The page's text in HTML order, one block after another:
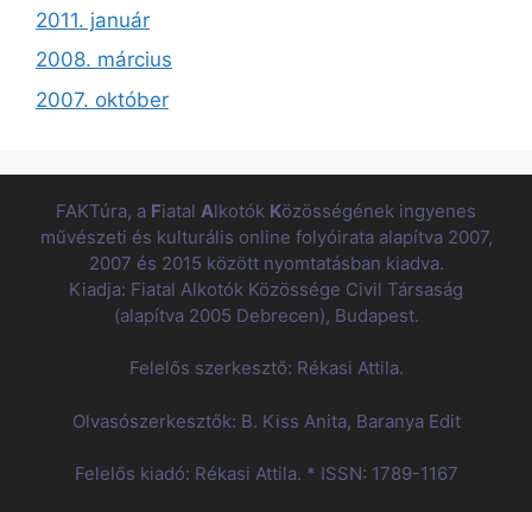
2011. január
2008. március
2007. október
FAKTúra, a Fiatal Alkotók Közösségének ingyenes
művészeti és kulturális online folyóirata alapítva 2007,
2007 és 2015 között nyomtatásban kiadva.
Kiadja: Fiatal Alkotók Közössége Civil Társaság
(alapítva 2005 Debrecen), Budapest.
Felelős szerkesztő: Rékasi Attila.
Olvasószerkesztők: B. Kiss Anita, Baranya Edit
Felelős kiadó: Rékasi Attila. * ISSN: 1789-1167